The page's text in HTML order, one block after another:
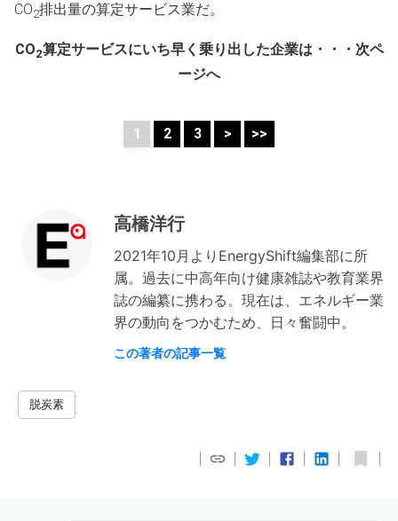
CO2排出量の算定サービス業だ。
CO2算定サービスにいち早く乗り出した企業は・・・次ペ
ージへ
1 2 3 > >>
高橋洋行
2021年10月よりEnergyShift編集部に所
属。過去に中高年向け健康雑誌や教育業界
誌の編纂に携わる。現在は、エネルギー業
界の動向をつかむため、日々奮闘中。
この著者の記事一覧
脱炭素